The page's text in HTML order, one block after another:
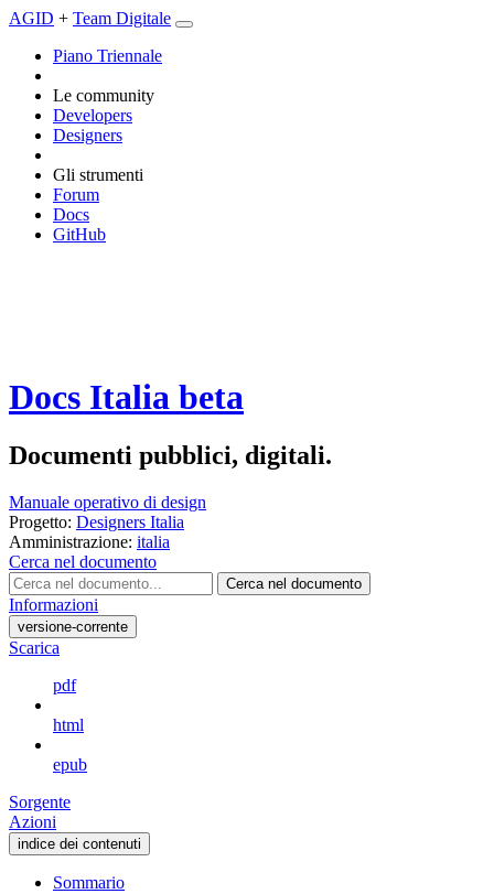
AGID + Team Digitale
Piano Triennale
Le community
Developers
Designers
Gli strumenti
Forum
Docs
GitHub
Docs Italia beta
Documenti pubblici, digitali.
Manuale operativo di design
Progetto: Designers Italia
Amministrazione: italia
Cerca nel documento
Cerca nel documento
Informazioni
versione-corrente
Scarica
pdf
html
epub
Sorgente
Azioni
indice dei contenuti
Sommario